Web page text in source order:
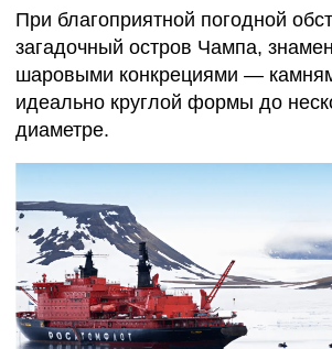
ДЕНЬ 11-13
БАРЕНЦЕВО МОРЕ, МУРМАНСК
Держим курс на Мурманск
В один из дней проведем финальную фото-
самые впечатляющие моменты путешествия.
В последний вечер все участники круиза
приглашены на ужин с капитаном.
Мурманск, высадка с судна
Возвращаемся в порт Мурманска.
Наше путешествие закончено. После завтрака —